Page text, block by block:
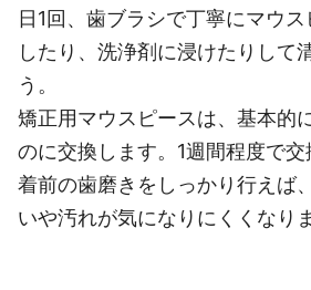
日1回、歯ブラシで丁寧にマウ
したり、洗浄剤に浸けたりして
う。
矯正用マウスピースは、基本的
のに交換します。1週間程度で
着前の歯磨きをしっかり行えば
いや汚れが気になりにくくなりま